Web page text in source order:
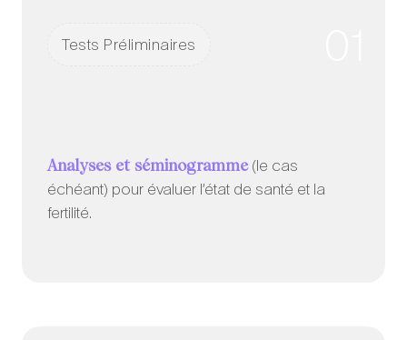
Tests Préliminaires
Analyses et séminogramme(le cas
échéant) pour évaluer l’état de santé et la
fertilité.